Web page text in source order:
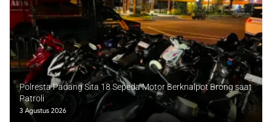
Polresta Padang Sita 18 Sepeda Motor Berknalpot Brong saat
Patroli
3 Agustus 2026